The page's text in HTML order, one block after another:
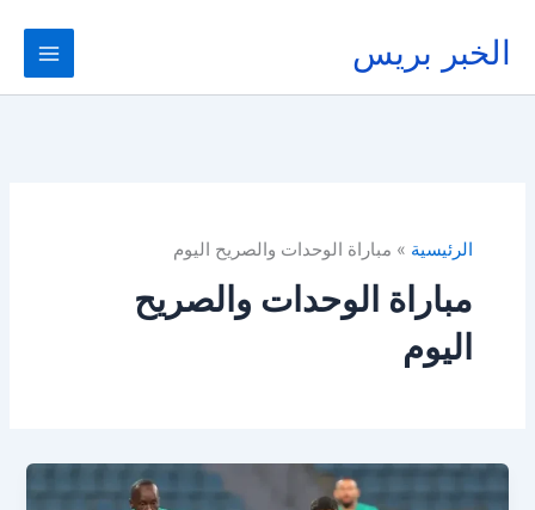
المحتوى
الخبر بريس
الرئيسية مباراة الوحدات والصريح اليوم
مباراة الوحدات والصريح
اليوم